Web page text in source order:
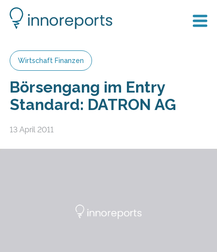
Wirtschaft Finanzen
Börsengang im Entry
Standard: DATRON AG
13 April 2011